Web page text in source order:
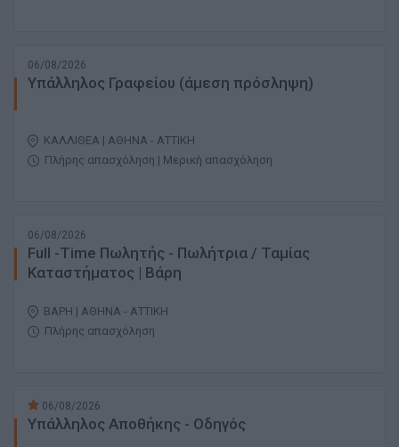
06/08/2026
Υπάλληλος Γραφείου (άμεση πρόσληψη)
ΚΑΛΛΙΘΕΑ | ΑΘΗΝΑ - ΑΤΤΙΚΗ
Πλήρης απασχόληση | Μερική απασχόληση
06/08/2026
Full -Time Πωλητής - Πωλήτρια / Ταμίας
Καταστήματος | Βάρη
ΒΑΡΗ | ΑΘΗΝΑ - ΑΤΤΙΚΗ
Πλήρης απασχόληση
06/08/2026
Υπάλληλος Αποθήκης - Οδηγός